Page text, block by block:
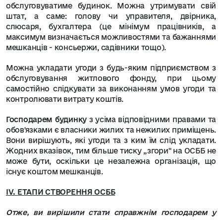
обслуговуватиме будинок. Можна утримувати свій
штат, а саме: голову чи управителя, двірника,
слюсаря, бухгалтера (це мінімум працівників, а
максимум визначається можливостями та бажаннями
мешканців - консьержи, садівники тощо).
Можна укладати угоди з будь-яким підприємством з
обслуговування житлового фонду, при цьому
самостійно слідкувати за виконанням умов угоди та
контролювати витрату коштів.
Господарем будинкуз усіма відповідними правами та
обов'язками є власники жилих та нежилих приміщень.
Вони вирішують, які угоди та з ким їм слід укладати.
Жодних вказівок, тим більше тиску „згори" на ОСББ не
може бути, оскільки це незалежна організація, що
існує коштом мешканців.
IV. ЕТАПИ СТВОРЕННЯ ОСББ
Отже, ви вирішили стати справжнім господарем у